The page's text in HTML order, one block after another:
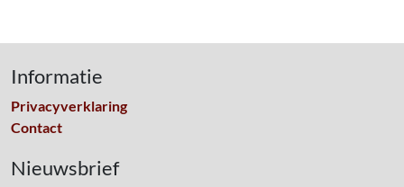
Informatie
Privacyverklaring
Contact
Nieuwsbrief